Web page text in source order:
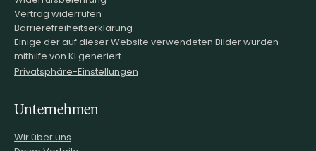
Vertrag widerrufen
Barrierefreiheitserklärung
Einige der auf dieser Website verwendeten Bilder wurden
mithilfe von KI generiert.
Privatsphäre-Einstellungen
Unternehmen
Wir über uns